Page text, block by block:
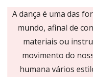
A dança é uma das
mundo, afinal de
materiais ou
movimento do
humana vários